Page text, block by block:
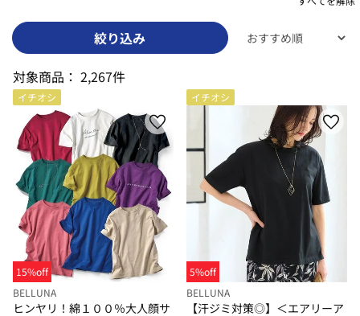
絞り込み
対象商品： 2,267件
イチオシ
15%off
BELLUNA
ヒンヤリ！綿１００％大人顔サ
イチオシ
5%off
BELLUNA
【汗ジミ対策◎】＜エアリーア